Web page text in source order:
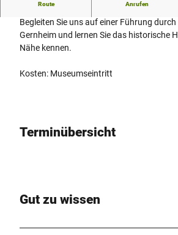
Route Anrufen
Offene Führung
Begleiten Sie uns auf einer Führung
Gernheim und lernen Sie das historische
Nähe kennen.
Kosten: Museumseintritt
Terminübersicht
Gut zu wissen